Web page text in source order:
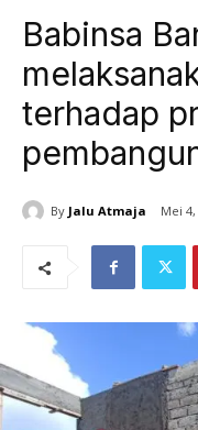
Babinsa
terhadap
By Jalu Atmaja Mei 4,